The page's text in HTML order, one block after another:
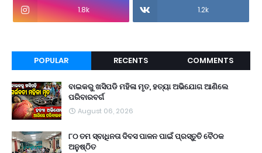
1.8k 1.2k
POPULAR RECENTS COMMENTS
ବାଇକରୁ ଖସିପଡି ମହିଳା ମୃତ, ହତ୍ୟା ଅଭିଯୋଗ ଆଣିଲେ
ପରିବାରବର୍ଗ
August 06, 2026
୮୦ ତମ ସ୍ବାଧିନତା ଦିବସ ପାଳନ ପାଇଁ ପ୍ରସ୍ତୁତି ବୈଠକ
ଅନୁଷ୍ଠିତ